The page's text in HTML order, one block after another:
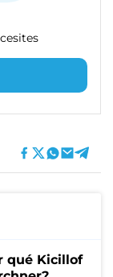
qué Kicillof